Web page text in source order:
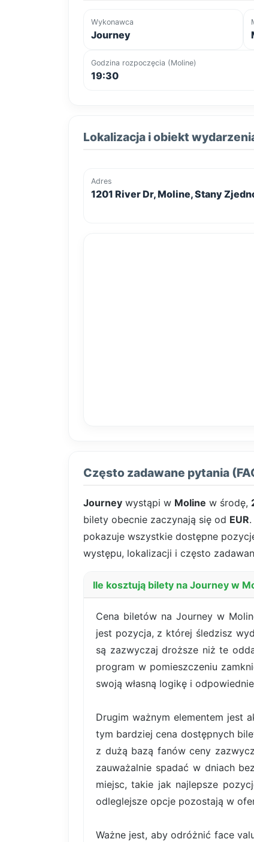
Wykonawca
Journey
Godzina rozpoczęcia (Moline)
19:30
Lokalizacja i obiekt
Adres
1201 River Dr, Moline, Stany
Często zadawane pytania
Journey wystąpi w Moline w środę,
bilety obecnie zaczynają się od EUR
pokazuje wszystkie dostępne
występu, lokalizacji i często
Ile kosztują bilety na Journey w
Cena biletów na Journey w
jest pozycja, z której śledzisz
są zazwyczaj droższe niż te
program w pomieszczeniu
swoją własną logikę i
Drugim ważnym elementem jest
tym bardziej cena dostępnych
z dużą bazą fanów ceny
zauważalnie spadać w dniach
miejsc, takie jak najlepsze
odleglejsze opcje pozostają w
Ważne jest, aby odróżnić face